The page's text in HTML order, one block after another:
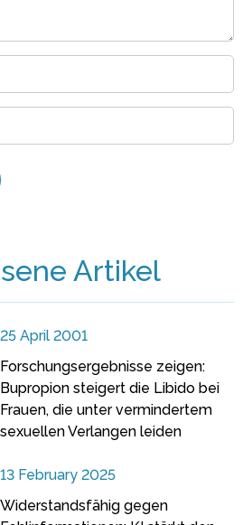
Artikel
25 April 2001
Forschungsergebnisse zeigen:
Bupropion steigert die Libido bei
Frauen, die unter vermindertem
sexuellen Verlangen leiden
13 February 2025
Widerstandsfähig gegen